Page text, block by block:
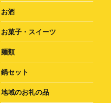
お酒
お菓子・スイーツ
麺類
鍋セット
地域のお礼の品